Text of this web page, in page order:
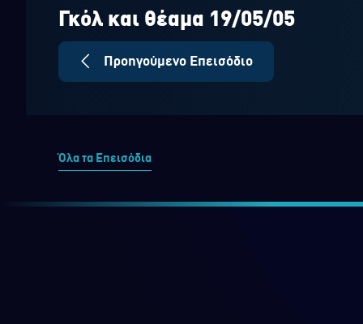
Γκόλ και θέαμα 19/05/05
Προηγούμενο Επεισόδιο
Όλα τα Επεισόδια